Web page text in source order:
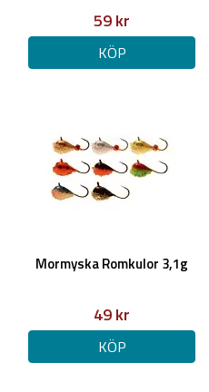
59 kr
KÖP
Mormyska Romkulor 3,1g
49 kr
KÖP